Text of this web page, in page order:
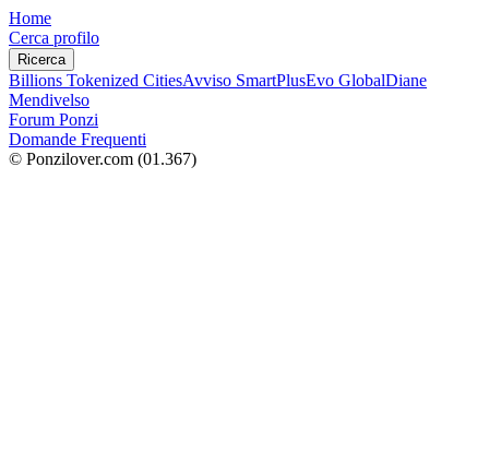
Home
Cerca profilo
Ricerca
Billions Tokenized CitiesAvviso SmartPlusEvo GlobalDiane
Mendivelso
Forum Ponzi
Domande Frequenti
© Ponzilover.com (01.367)